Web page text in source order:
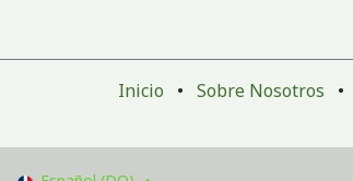
Inicio • Sobre Nosotros •